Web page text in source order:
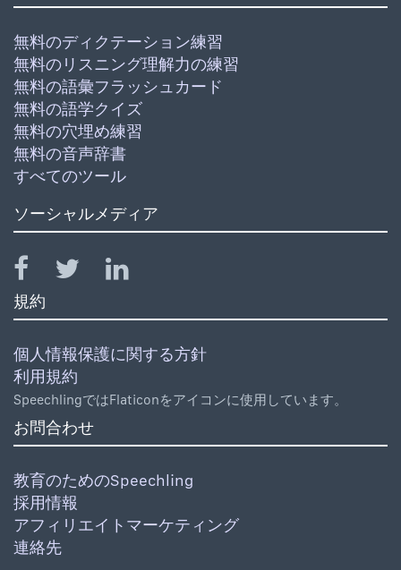
無料のディクテーション練習
無料のリスニング理解力の練習
無料の語彙フラッシュカード
無料の語学クイズ
無料の穴埋め練習
無料の音声辞書
すべてのツール
ソーシャルメディア
規約
個人情報保護に関する方針
利用規約
SpeechlingではFlaticonをアイコンに使用しています。
お問合わせ
教育のためのSpeechling
採用情報
アフィリエイトマーケティング
連絡先